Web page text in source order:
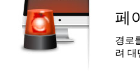
페
경로
려 대